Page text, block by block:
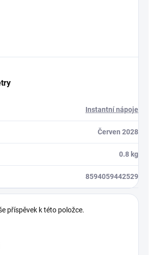
Instantní nápoje
Červen 2028
0.8 kg
8594059442529
příspěvek k této položce.